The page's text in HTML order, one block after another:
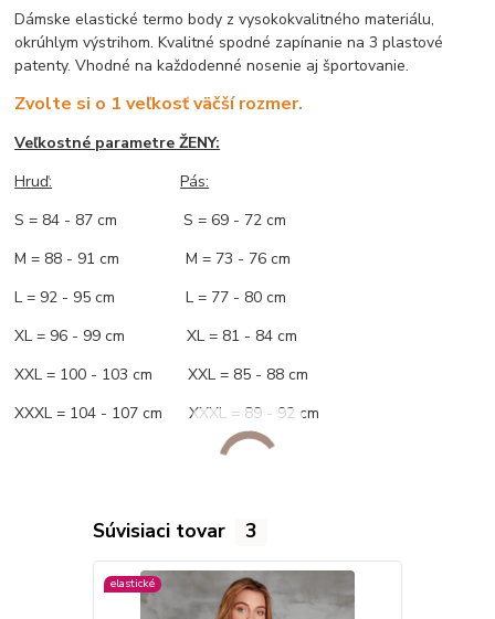
Dámske elastické termo body z vysokokvalitného materiálu,
okrúhlym výstrihom. Kvalitné spodné zapínanie na 3 plastové
patenty. Vhodné na každodenné nosenie aj športovanie.
Zvolte si o 1 veľkosť väčší rozmer.
Veľkostné parametre ŽENY:
Hruď:
Pás:
S = 84 - 87 cm S = 69 - 72 cm
M = 88 - 91 cm M = 73 - 76 cm
L = 92 - 95 cm L = 77 - 80 cm
XL = 96 - 99 cm XL = 81 - 84 cm
XXL = 100 - 103 cm XXL = 85 - 88 cm
XXXL = 104 - 107 cm XXXL = 89 - 92 cm
Súvisiaci tovar 3
elastické